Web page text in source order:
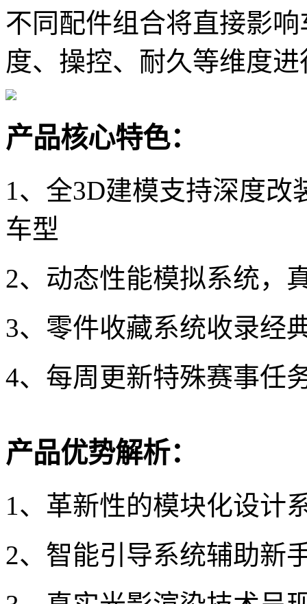
不同配件组合将直接影
度、操控、耐久等维度
产品核心特色：
1、全3D建模支持深度
车型
2、动态性能模拟系统，
3、零件收藏系统收录经
4、每周更新特殊赛事任
产品优势解析：
1、革新性的模块化设计
2、智能引导系统辅助新